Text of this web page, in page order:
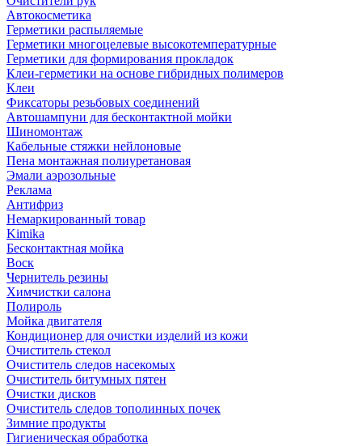
Автокосметика
Герметики распыляемые
Герметики многоцелевые высокотемпературные
Герметики для формирования прокладок
Клеи-герметики на основе гибридных полимеров
Клеи
Фиксаторы резьбовых соединений
Автошампуни для бесконтактной мойки
Шиномонтаж
Кабельные стяжки нейлоновые
Пена монтажная полиуретановая
Эмали аэрозольные
Реклама
Антифриз
Немаркированный товар
Kimika
Бесконтактная мойка
Воск
Чернитель резины
Химчистки салона
Полироль
Мойка двигателя
Кондиционер для очистки изделий из кожи
Очиститель стекол
Очиститель следов насекомых
Очиститель битумных пятен
Очистки дисков
Очиститель следов тополинных почек
Зимние продукты
Гигиеническая обработка